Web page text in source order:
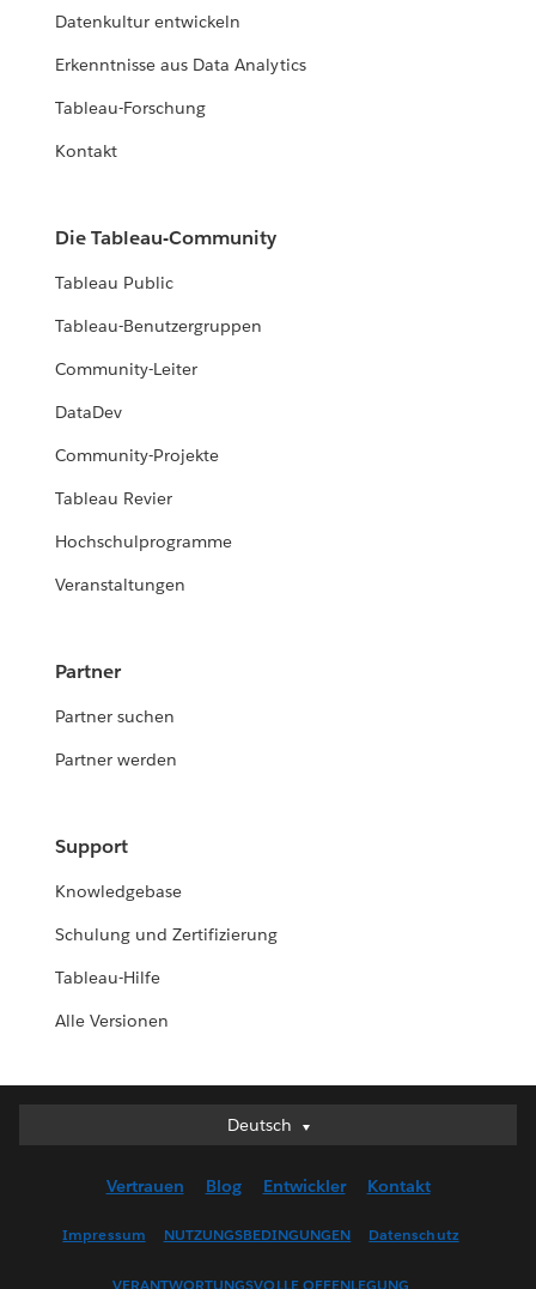
Datenkultur entwickeln
Erkenntnisse aus Data Analytics
Tableau-Forschung
Kontakt
Die Tableau-Community
Tableau Public
Tableau-Benutzergruppen
Community-Leiter
DataDev
Community-Projekte
Tableau Revier
Hochschulprogramme
Veranstaltungen
Partner
Partner suchen
Partner werden
Support
Knowledgebase
Schulung und Zertifizierung
Tableau-Hilfe
Alle Versionen
Deutsch
Deutsch
English (US)
Vertrauen Blog Entwickler Kontakt
Impressum NUTZUNGSBEDINGUNGEN Datenschutz
VERANTWORTUNGSVOLLE OFFENLEGUNG